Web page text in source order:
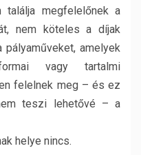
találja megfelelőnek a
nem köteles a díjak
pályaműveket, amelyek
vagy tartalmi
felelnek meg – és ez
teszi lehetővé – a
helye nincs.